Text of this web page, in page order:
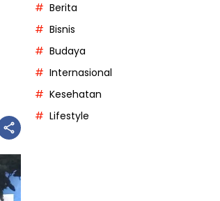
Berita
Bisnis
Budaya
Internasional
Kesehatan
Lifestyle